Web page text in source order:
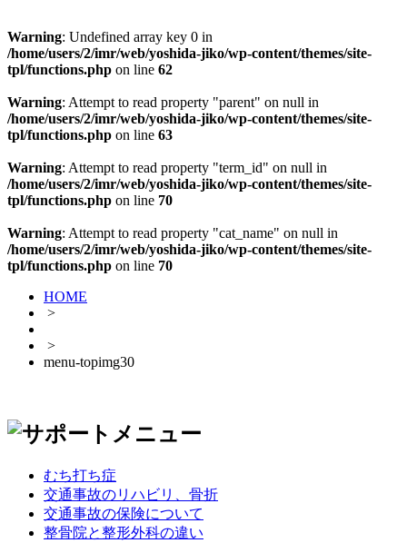
Warning: Undefined array key 0 in
/home/users/2/imr/web/yoshida-jiko/wp-content/themes/site-
tpl/functions.php on line 62
Warning: Attempt to read property "parent" on null in
/home/users/2/imr/web/yoshida-jiko/wp-content/themes/site-
tpl/functions.php on line 63
Warning: Attempt to read property "term_id" on null in
/home/users/2/imr/web/yoshida-jiko/wp-content/themes/site-
tpl/functions.php on line 70
Warning: Attempt to read property "cat_name" on null in
/home/users/2/imr/web/yoshida-jiko/wp-content/themes/site-
tpl/functions.php on line 70
HOME
>
>
menu-topimg30
むち打ち症
交通事故のリハビリ、骨折
交通事故の保険について
整骨院と整形外科の違い